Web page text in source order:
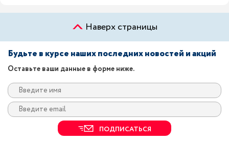
Наверх страницы
Будьте в курсе наших последних новостей и акций
Оставьте ваши данные в форме ниже.
ПОДПИСАТЬСЯ